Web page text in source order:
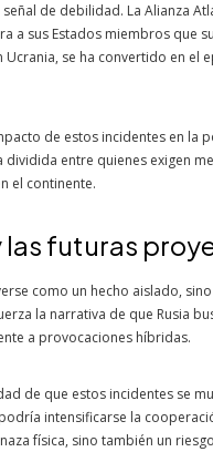
de debilidad. La Alianza
a sus Estados miembros que
se ha convertido en
de estos incidentes en la
entre quienes exigen
el continente.
futuras
como un hecho aislado,
la narrativa de que Rusia
a provocaciones híbridas.
de que estos incidentes se
intensificarse la
física, sino también un